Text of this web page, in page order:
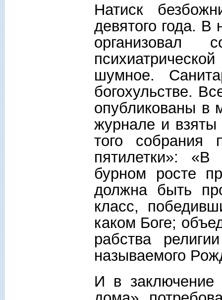
Натиск
девятого года.
организовал
шумное.
богохульстве.
опубликованы в
журнале и взяты
того собрания
пятилетки»:
бурном росте
должна быть
класс,
каком Боге;
рабства
называемого
И в заключение